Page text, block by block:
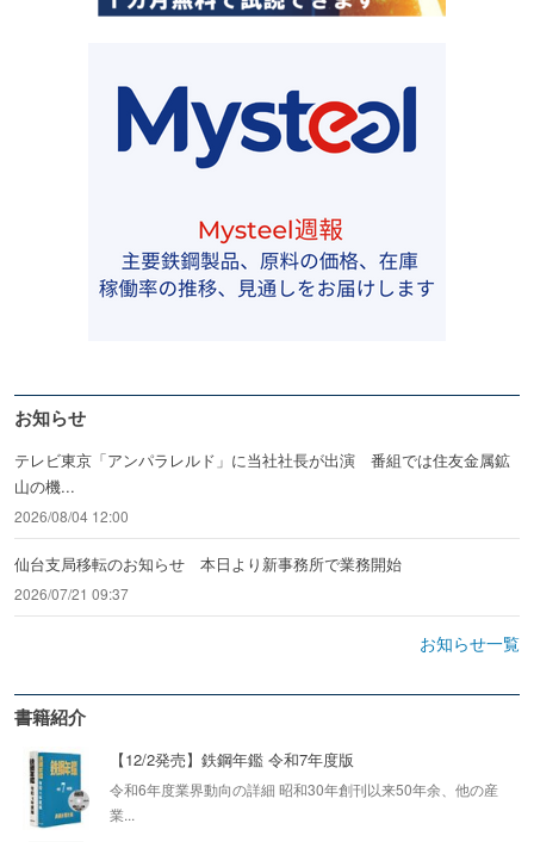
お知らせ
テレビ東京「アンパラレルド」に当社社長が出演 番組では住友金属鉱
山の機...
2026/08/04 12:00
仙台支局移転のお知らせ 本日より新事務所で業務開始
2026/07/21 09:37
お知らせ一覧
書籍紹介
【12/2発売】鉄鋼年鑑 令和7年度版
令和6年度業界動向の詳細 昭和30年創刊以来50年余、他の産
業...